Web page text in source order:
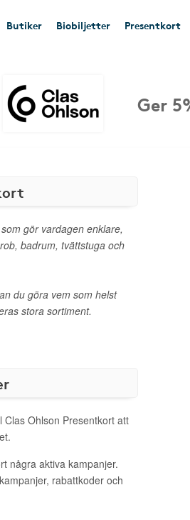
Butiker Biobiljetter Presentkort
Ger
gör vardagen enklare,
badrum, tvättstuga och
du göra vem som helst
stora sortiment.
Ohlson Presentkort att
några aktiva kampanjer.
rabattkoder och